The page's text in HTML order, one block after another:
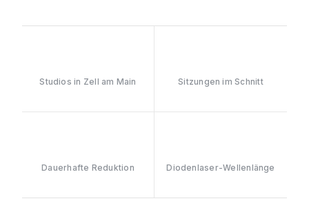
Studios in Zell am Main Sitzungen im Schnitt
Dauerhafte Reduktion Diodenlaser-Wellenlänge